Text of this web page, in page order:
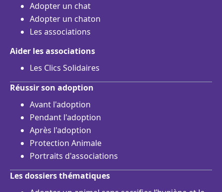
Adopter un chat
Adopter un chaton
Les associations
Aider les associations
Les Clics Solidaires
Réussir son adoption
Avant l'adoption
Pendant l'adoption
Après l'adoption
Protection Animale
Portraits d'associations
Les dossiers thématiques